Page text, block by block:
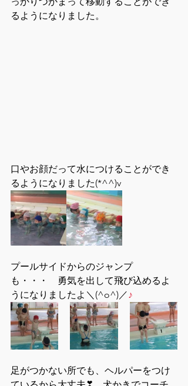
るようになりました。
口やお顔だって水につけることができ
るようになりました(*^^)v
プールサイドからのジャンプ
も・・・　勇気を出して飛び込めるよ
うになりましたよ＼(^o^)／♪
足がつかない所でも、ヘルパーをつけ